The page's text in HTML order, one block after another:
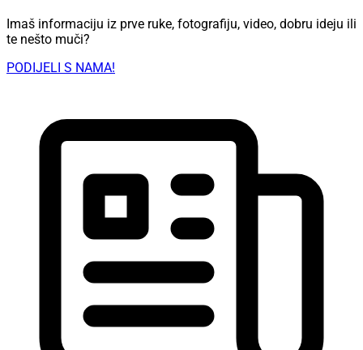
Imaš informaciju iz prve ruke, fotografiju, video, dobru ideju ili
te nešto muči?
PODIJELI S NAMA!